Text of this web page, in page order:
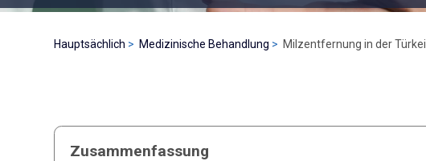
Hauptsächlich Medizinische Behandlung Milzentfernung in der Türkei
Zusammenfassung